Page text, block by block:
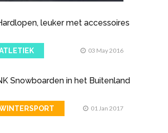
leuker met accessoires
03 May 2016
Snowboarden in het Buitenland
01 Jan 2017